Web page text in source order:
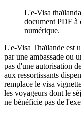
L'e-Visa
document PDF à
numérique.
L'e-Visa Thaïlande est
par une ambassade ou
pas d'une autorisation
aux ressortissants
remplace le visa
les voyageurs dont le
ne bénéficie pas de